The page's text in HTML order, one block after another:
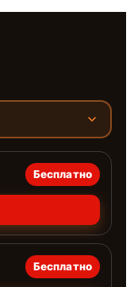
Бесплатно
Бесплатно